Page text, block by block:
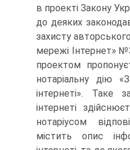
в проекті Закону
до деяких
захисту
мережі Інтернет»
проектом
нотаріальну дію
інтернеті». Таке
інтернеті
нотаріусом
містить опис